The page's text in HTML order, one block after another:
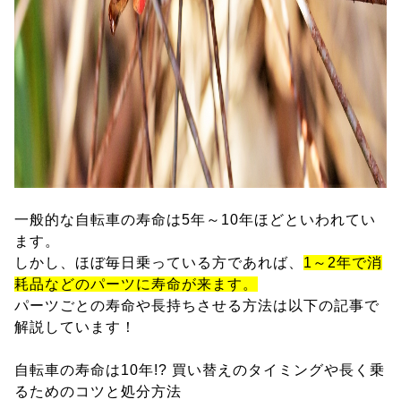
一般的な自転車の寿命は5年～10年ほどといわれてい
ます。
しかし、ほぼ毎日乗っている方であれば、 1～2年で消
耗品などのパーツに寿命が来ます。
パーツごとの寿命や長持ちさせる方法は以下の記事で
解説しています！
自転車の寿命は10年!? 買い替えのタイミングや長く乗
るためのコツと処分方法